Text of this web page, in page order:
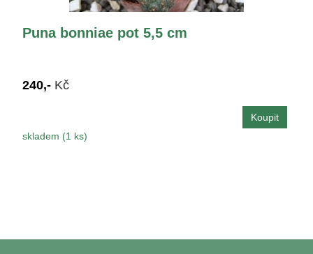
Puna bonniae pot 5,5 cm
240,- Kč
skladem (1 ks)